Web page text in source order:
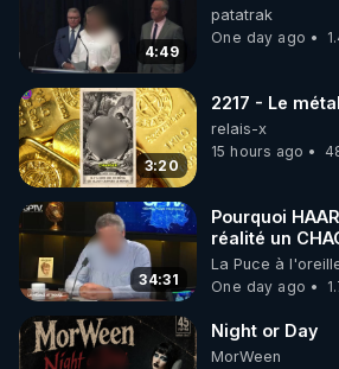
4:49
patatrak
One day ago
3:20
2217 - Le
relais-x
15 hours ago
34:31
Pourquoi
réalité un
on répond
La Puce à
One day ago
Night or Day
MorWeen